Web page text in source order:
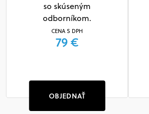
so skúseným
odborníkom.
CENA S DPH
79 €
OBJEDNAŤ